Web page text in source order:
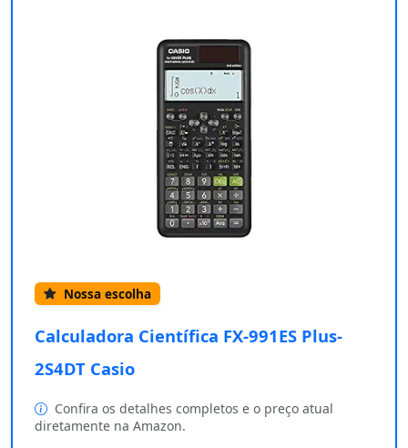
Nossa escolha
Calculadora Científica FX-991ES Plus-
2S4DT Casio
Confira os detalhes completos e o preço atual
diretamente na Amazon.